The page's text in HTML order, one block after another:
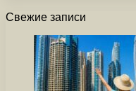
Свежие записи